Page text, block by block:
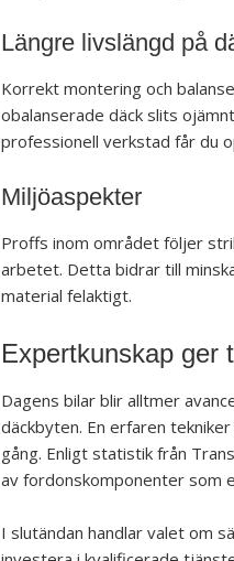
Längre livslängd på
Korrekt montering och
obalanserade däck slits
professionell verkstad får du
Miljöaspekter
Proffs inom området följer
arbetet. Detta bidrar till
material felaktigt.
Expertkunskap ger
Dagens bilar blir alltmer
däckbyten. En erfaren
gång. Enligt statistik från
av fordonskomponenter som
I slutändan handlar valet om